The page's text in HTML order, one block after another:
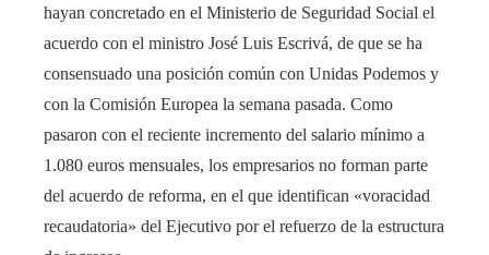
hayan concretado en el Ministerio de Seguridad Social el
acuerdo con el ministro José Luis Escrivá, de que se ha
consensuado una posición común con Unidas Podemos y
con la Comisión Europea la semana pasada. Como
pasaron con el reciente incremento del salario mínimo a
1.080 euros mensuales, los empresarios no forman parte
del acuerdo de reforma, en el que identifican «voracidad
recaudatoria» del Ejecutivo por el refuerzo de la estructura